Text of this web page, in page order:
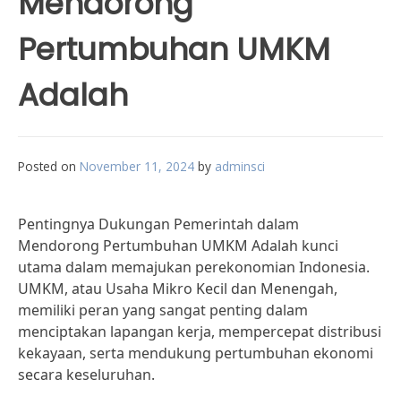
Pertumbuhan UMKM
Adalah
Posted on November 11, 2024 by adminsci
Pentingnya Dukungan Pemerintah dalam
Mendorong Pertumbuhan UMKM Adalah kunci
utama dalam memajukan perekonomian Indonesia.
UMKM, atau Usaha Mikro Kecil dan Menengah,
memiliki peran yang sangat penting dalam
menciptakan lapangan kerja, mempercepat distribusi
kekayaan, serta mendukung pertumbuhan ekonomi
secara keseluruhan.